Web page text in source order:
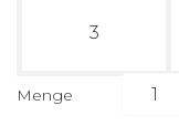
3
Menge